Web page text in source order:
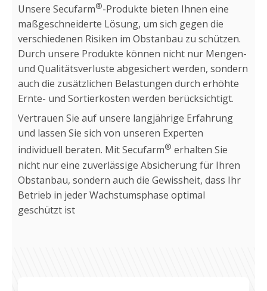
Unsere Secufarm®-Produkte bieten Ihnen eine
maßgeschneiderte Lösung, um sich gegen die
verschiedenen Risiken im Obstanbau zu schützen.
Durch unsere Produkte können nicht nur Mengen-
und Qualitätsverluste abgesichert werden, sondern
auch die zusätzlichen Belastungen durch erhöhte
Ernte- und Sortierkosten werden berücksichtigt.
Vertrauen Sie auf unsere langjährige Erfahrung
und lassen Sie sich von unseren Experten
individuell beraten. Mit Secufarm® erhalten Sie
nicht nur eine zuverlässige Absicherung für Ihren
Obstanbau, sondern auch die Gewissheit, dass Ihr
Betrieb in jeder Wachstumsphase optimal
geschützt ist